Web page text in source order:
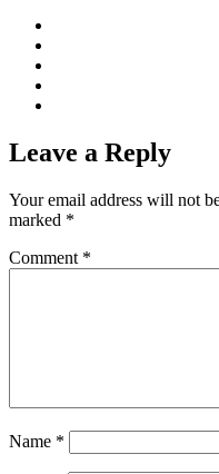
Leave a Reply
Your email address will not
marked *
Comment *
Name *